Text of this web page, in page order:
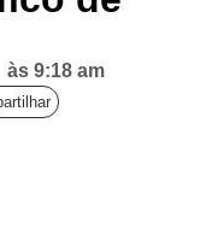
às 9:18 am